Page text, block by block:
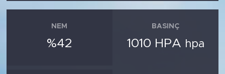
NEM
%42
BASINÇ
1010 HPA hpa
KADIN